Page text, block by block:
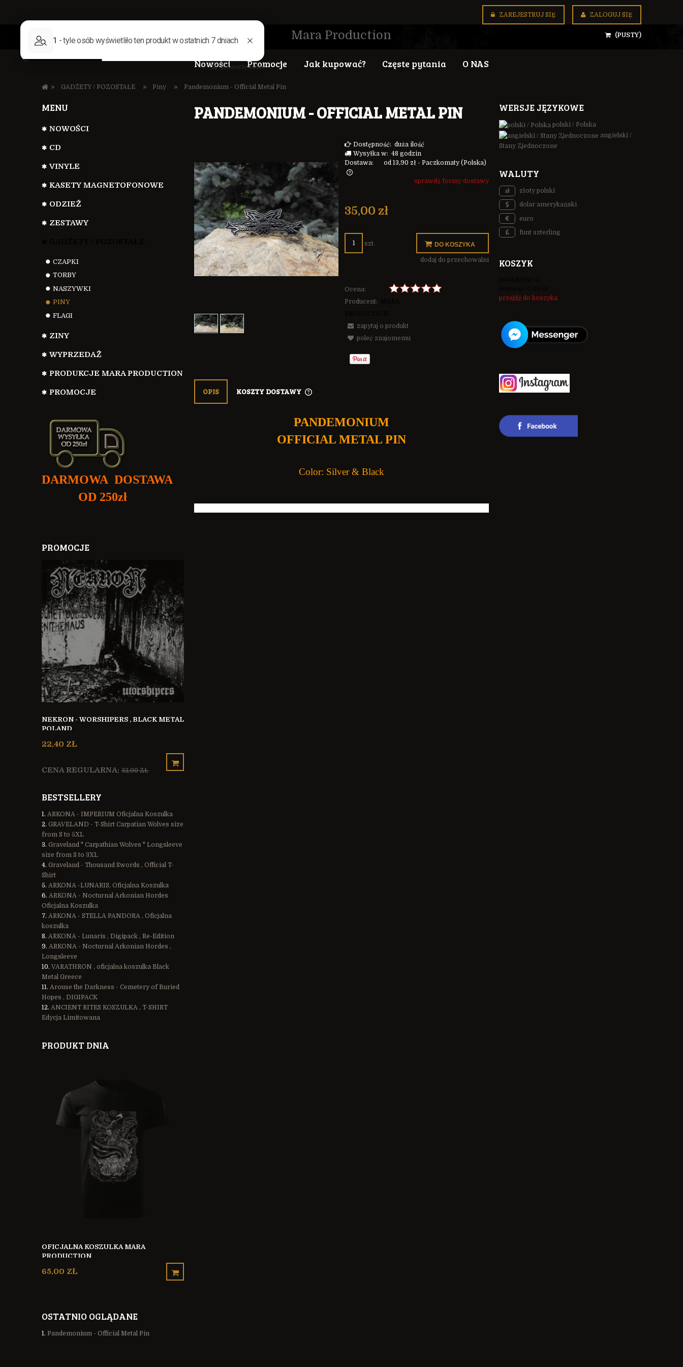
ZAREJESTRUJ SIĘ ZALOGUJ SIĘ
Mara Production (PUSTY)
Nowości Promocje Jak kupować? Częste pytania O NAS
» GADŻETY / POZOSTAŁE » Piny » Pandemonium - Official Metal Pin
MENU
NOWOŚCI
CD
VINYLE
KASETY MAGNETOFONOWE
ODZIEŻ
ZESTAWY
CZAPKI
TORBY
NASZYWKI
PINY
FLAGI
ZINY
WYPRZEDAŻ
PRODUKCJE MARA PRODUCTION
PROMOCJE
DARMOWA DOSTAWA
OD 250zł
PROMOCJE
NEKRON - WORSHIPERS , BLACK METAL
POLAND
22,40 ZŁ
CENA REGULARNA: 32,00 ZŁ
BESTSELLERY
ARKONA - IMPERIUM Oficjalna Koszulka
GRAVELAND - T-Shirt Carpatian Wolves size
from S to 5XL
Graveland " Carpathian Wolves " Longsleeve
size from S to 3XL
Graveland - Thousand Swords , Official T-
Shirt
ARKONA -LUNARIS, Oficjalna Koszulka
ARKONA - Nocturnal Arkonian Hordes
Oficjalna Koszulka
ARKONA - STELLA PANDORA , Oficjalna
koszulka
ARKONA - Lunaris , Digipack , Re-Edition
ARKONA - Nocturnal Arkonian Hordes ,
Longsleeve
VARATHRON , oficjalna koszulka Black
Metal Greece
Arouse the Darkness - Cemetery of Buried
Hopes , DIGIPACK
ANCIENT RITES KOSZULKA , T-SHIRT
Edycja Limitowana
PRODUKT DNIA
OFICJALNA KOSZULKA MARA
PRODUCTION
65,00 ZŁ
OSTATNIO OGLĄDANE
Pandemonium - Official Metal Pin
PANDEMONIUM - OFFICIAL METAL PIN
Dostępność: duża ilość
Wysyłka w: 48 godzin
Dostawa:
od 13,90 zł - Paczkomaty (Polska)
Cena nie zawiera ewentualnych
kosztów płatności
sprawdź formy dostawy
35,00 zł
szt. DO KOSZYKA
dodaj do przechowalni
Ocena:
Producent:
zapytaj o produkt
poleć znajomemu
OPIS KOSZTY DOSTAWY
CENA NIE ZAWIERA EWENTUALNYCH
KOSZTÓW PŁATNOŚCI
PANDEMONIUM
OFFICIAL METAL PIN
Color: Silver & Black
WERSJE JĘZYKOWE
polski / Polska
angielski /
Stany Zjednoczone
WALUTY
złoty polski
dolar amerykański
euro
funt szterling
KOSZYK
przejdź do koszyka